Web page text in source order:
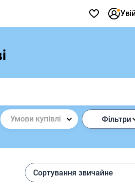
Умови купівлі Фільтри
Сортування звичайне